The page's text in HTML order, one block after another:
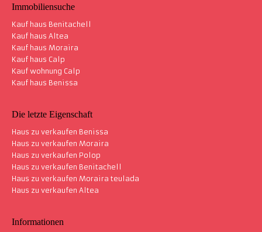
Haus villa Benitachell
Immobiliensuche
Kauf haus Benitachell
Kauf haus Altea
Kauf haus Moraira
Kauf haus Calp
Kauf wohnung Calp
Kauf haus Benissa
Die letzte Eigenschaft
Haus zu verkaufen Benissa
Haus zu verkaufen Moraira
Haus zu verkaufen Polop
Haus zu verkaufen Benitachell
Haus zu verkaufen Moraira teulada
Haus zu verkaufen Altea
Informationen